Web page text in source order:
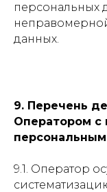
персональных
данных.
9. Перечень
Оператором с
9.1. Оператор